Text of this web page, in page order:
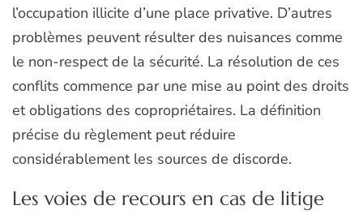
l’occupation illicite d’une place privative. D’autres
problèmes peuvent résulter des nuisances comme
le non-respect de la sécurité. La résolution de ces
conflits commence par une mise au point des droits
et obligations des copropriétaires. La définition
précise du règlement peut réduire
considérablement les sources de discorde.
Les voies de recours en cas de litige